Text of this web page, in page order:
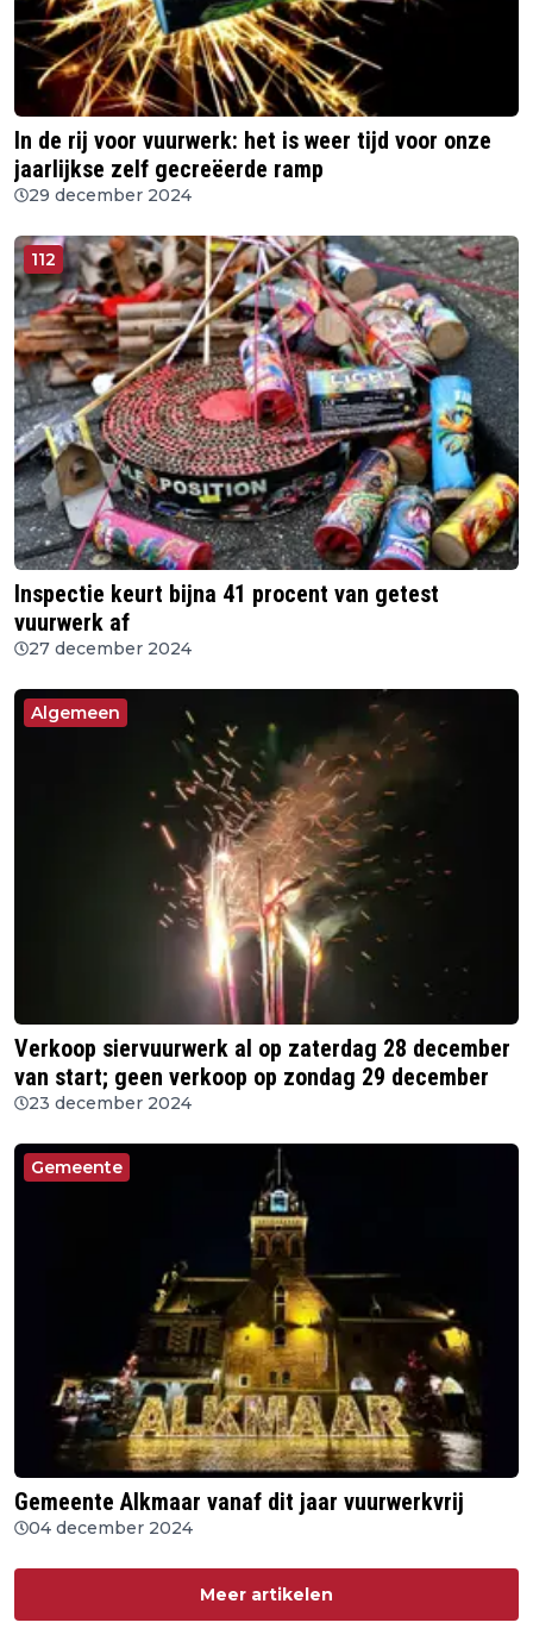
In de rij voor vuurwerk: het is weer tijd voor onze
jaarlijkse zelf gecreëerde ramp
29 december 2024
112
Inspectie keurt bijna 41 procent van getest
vuurwerk af
27 december 2024
Algemeen
Verkoop siervuurwerk al op zaterdag 28 december
van start; geen verkoop op zondag 29 december
23 december 2024
Gemeente
Gemeente Alkmaar vanaf dit jaar vuurwerkvrij
04 december 2024
Meer artikelen